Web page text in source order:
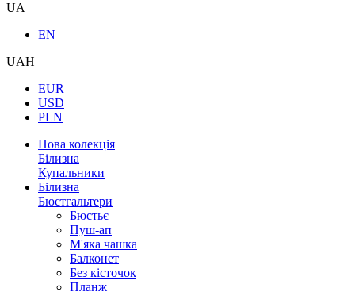
UA
EN
UAH
EUR
USD
PLN
Нова колекція
Білизна
Купальники
Білизна
Бюстгальтери
Бюстьє
Пуш-ап
М'яка чашка
Балконет
Без кісточок
Планж